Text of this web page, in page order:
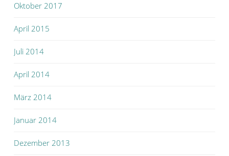
Oktober 2017
April 2015
Juli 2014
April 2014
März 2014
Januar 2014
Dezember 2013